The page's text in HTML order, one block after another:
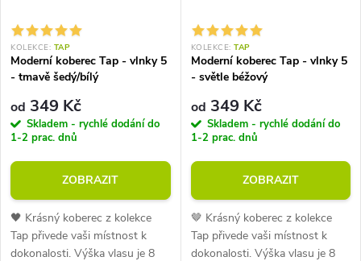
KOLEKCE: TAP
Moderní koberec Tap - vlnky 5
- tmavě šedý/bílý
od 349 Kč
Skladem - rychlé dodání do
1-2 prac. dnů
ZOBRAZIT
🖤 Krásný koberec z kolekce
Tap přivede vaši místnost k
dokonalosti. Výška vlasu je 8
KOLEKCE: TAP
Moderní koberec Tap - vlnky 5
- světle béžový
od 349 Kč
Skladem - rychlé dodání do
1-2 prac. dnů
ZOBRAZIT
🤎 Krásný koberec z kolekce
Tap přivede vaši místnost k
dokonalosti. Výška vlasu je 8